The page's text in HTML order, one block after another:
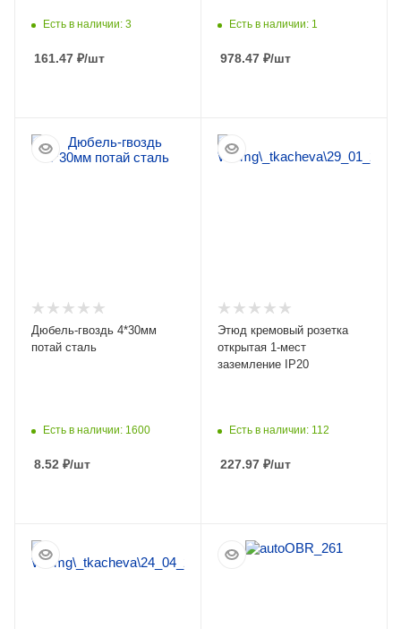
Есть в наличии: 3
161.47 ₽/шт
ПОДРОБНЕЕ
Есть в наличии: 1
978.47 ₽/шт
Дюбель-гвоздь 4*30мм
потай сталь
Есть в наличии: 1600
8.52 ₽/шт
Этюд кремовый розетка
открытая 1-мест
заземление IP20
Есть в наличии: 112
227.97 ₽/шт
ПОДРОБНЕЕ